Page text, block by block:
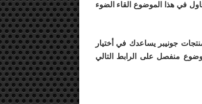
في هذا الموضوع القاء الضوء
جونيبر يساعدك في أختيار
منفصل على الرابط التالي